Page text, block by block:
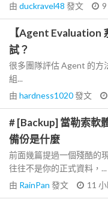
由 duckravel48 發文
【Agent Evaluation
試？
很多團隊評估 Agent 的方
組...
由 hardness1020發文
# [Backup] 當勒索軟
備份是什麼
前面幾篇提過一個殘酷的
往往不是你的正式資料，...
由 RainPan 發文 11